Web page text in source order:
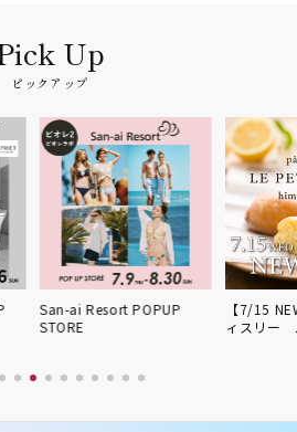
ピックアップ
San-ai Resort POPUP
STORE
【7/15
ィスリー